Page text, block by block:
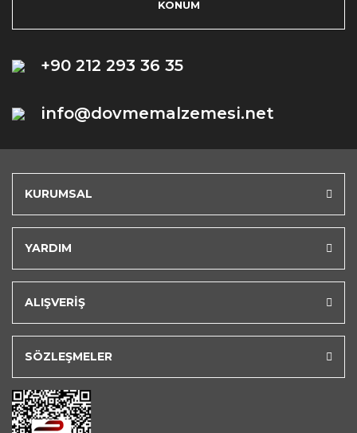
KONUM
+90 212 293 36 35
info@dovmemalzemesi.net
KURUMSAL
YARDIM
ALIŞVERİŞ
SÖZLEŞMELER